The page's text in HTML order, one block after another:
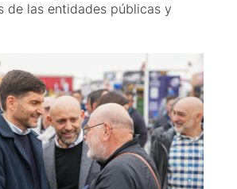
de las entidades públicas y